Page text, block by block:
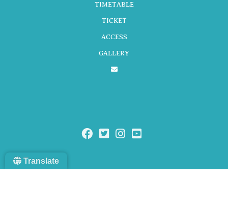
TIMETABLE
TICKET
ACCESS
GALLERY
Translate